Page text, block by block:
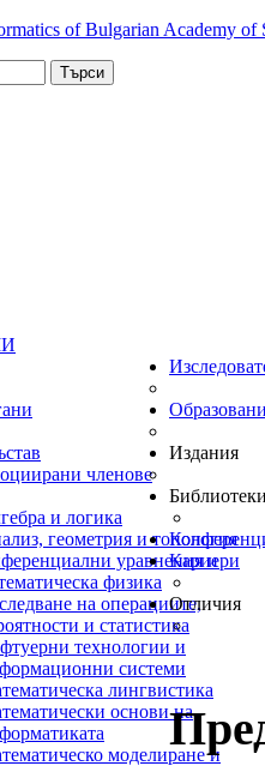
Търси
членове
и логика
геометрия и топология
уравнения и
физика
на операциите,
и статистика
технологии и
системи
лингвистика
основи на
моделиране и
Издания
Кариери
Отличия